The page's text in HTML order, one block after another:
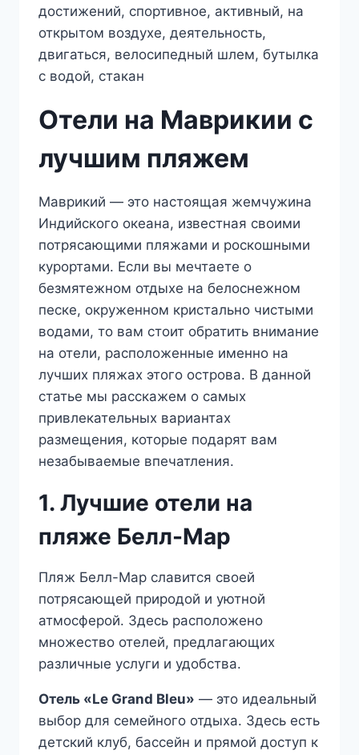
Отели на Маврикии с
лучшим пляжем
Маврикий — это настоящая жемчужина
Индийского океана, известная своими
потрясающими пляжами и роскошными
курортами. Если вы мечтаете о
безмятежном отдыхе на белоснежном
песке, окруженном кристально чистыми
водами, то вам стоит обратить внимание
на отели, расположенные именно на
лучших пляжах этого острова. В данной
статье мы расскажем о самых
привлекательных вариантах
размещения, которые подарят вам
незабываемые впечатления.
1. Лучшие отели на
пляже Белл-Мар
Пляж Белл-Мар славится своей
потрясающей природой и уютной
атмосферой. Здесь расположено
множество отелей, предлагающих
различные услуги и удобства.
Отель «Le Grand Bleu» — это идеальный
выбор для семейного отдыха. Здесь есть
детский клуб, бассейн и прямой доступ к